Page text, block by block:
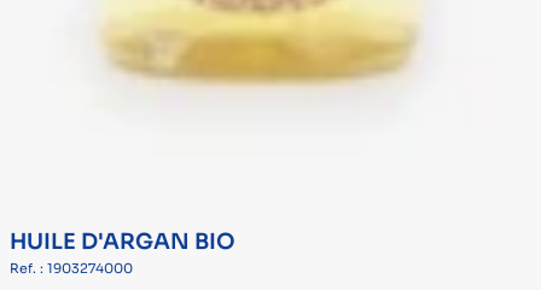
HUILE D'ARGAN BIO
Ref. : 1903274000